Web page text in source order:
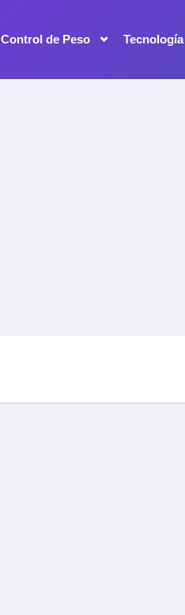
Control de Peso Tecnología